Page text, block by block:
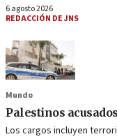
6 agosto 2026
REDACCIÓN DE JNS
Mundo
Palestinos
Los cargos incluyen